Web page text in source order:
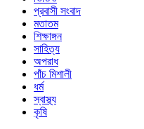
প্রবাসী সংবাদ
মতাতম
শিক্ষাঙ্গন
সাহিত্য
অপরাধ
পাঁচ মিশালী
ধর্ম
স্বাস্থ্য
কৃষি